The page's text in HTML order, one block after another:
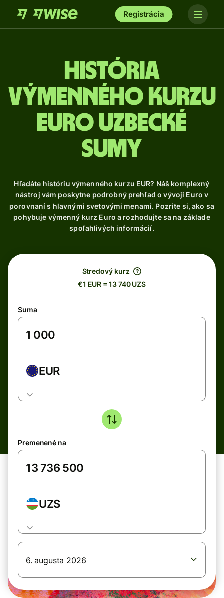
Registrácia
História
výmenného kurzu
Euro uzbecké
sumy
Hľadáte históriu výmenného kurzu EUR? Náš komplexný
nástroj vám poskytne podrobný prehľad o vývoji Euro v
porovnaní s hlavnými svetovými menami. Pozrite si, ako sa
pohybuje výmenný kurz Euro a rozhodujte sa na základe
spoľahlivých informácií.
Stredový kurz
€1 EUR = 13 740 UZS
Suma
EUR
Premenené na
UZS
6. augusta 2026